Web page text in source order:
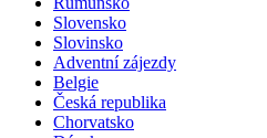
Slovensko
Slovinsko
Adventní zájezdy
Belgie
Česká republika
Chorvatsko